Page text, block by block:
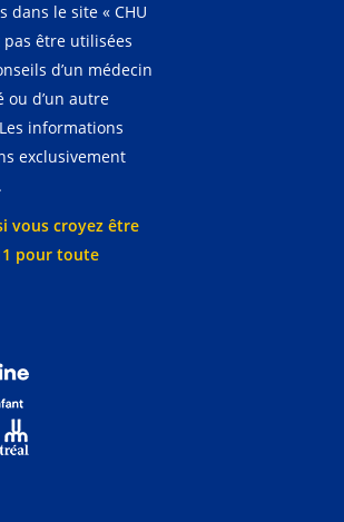
dans le site « CHU
pas être utilisées
d’un médecin
d’un autre
informations
exclusivement
vous croyez être
pour toute